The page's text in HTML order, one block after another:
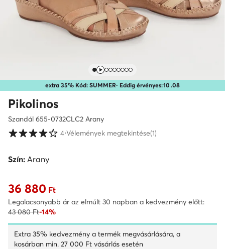
extra 35% Kód: SUMMER· Eddig érvényes:10 .08
Pikolinos
Szandál 655-0732CLC2 Arany
Vásárlói értékelések 1-5 skálán
4⋅Vélemények megtekintése(1)
Szín: Arany
Aktuális ár 36 880 Ft
36 880 Ft
Legalacsonyabb ár az elmúlt 30 napban a kedvezmény előtt:
43 080 Ft-14%
Extra 35% kedvezmény a termék megvásárlására, a
kosárban min. 27 000 Ft vásárlás esetén